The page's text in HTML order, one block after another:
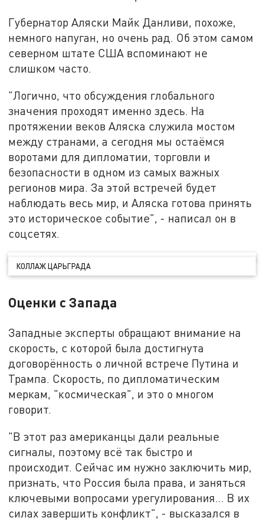
Губернатор Аляски Майк Данливи, похоже,
немного напуган, но очень рад. Об этом самом
северном штате США вспоминают не
слишком часто.
"Логично, что обсуждения глобального
значения проходят именно здесь. На
протяжении веков Аляска служила мостом
между странами, а сегодня мы остаёмся
воротами для дипломатии, торговли и
безопасности в одном из самых важных
регионов мира. За этой встречей будет
наблюдать весь мир, и Аляска готова принять
это историческое событие", - написал он в
соцсетях.
КОЛЛАЖ ЦАРЬГРАДА
Оценки с Запада
Западные эксперты обращают внимание на
скорость, с которой была достигнута
договорённость о личной встрече Путина и
Трампа. Скорость, по дипломатическим
меркам, "космическая", и это о многом
говорит.
"В этот раз американцы дали реальные
сигналы, поэтому всё так быстро и
происходит. Сейчас им нужно заключить мир,
признать, что Россия была права, и заняться
ключевыми вопросами урегулирования… В их
силах завершить конфликт", - высказался в